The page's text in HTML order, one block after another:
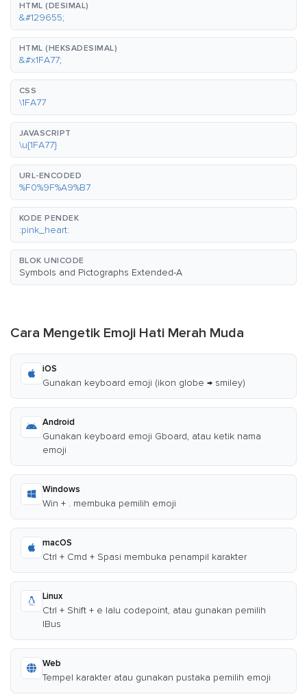
HTML (DESIMAL)
&#129655;
HTML (HEKSADESIMAL)
&#x1FA77;
CSS
\1FA77
JAVASCRIPT
\u{1FA77}
URL-ENCODED
%F0%9F%A9%B7
KODE PENDEK
:pink_heart:
BLOK UNICODE
Symbols and Pictographs Extended-A
Cara Mengetik Emoji Hati Merah Muda
iOS
Gunakan keyboard emoji (ikon globe → smiley)
Android
Gunakan keyboard emoji Gboard, atau ketik nama
emoji
Windows
Win + . membuka pemilih emoji
macOS
Ctrl + Cmd + Spasi membuka penampil karakter
Linux
Ctrl + Shift + e lalu codepoint, atau gunakan pemilih
IBus
Web
Tempel karakter atau gunakan pustaka pemilih emoji